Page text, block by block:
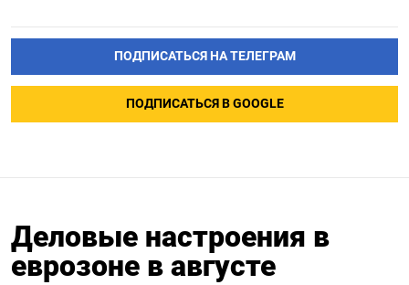
ПОДПИСАТЬСЯ НА ТЕЛЕГРАМ
ПОДПИСАТЬСЯ В GOOGLE
Деловые настроения в
еврозоне в августе